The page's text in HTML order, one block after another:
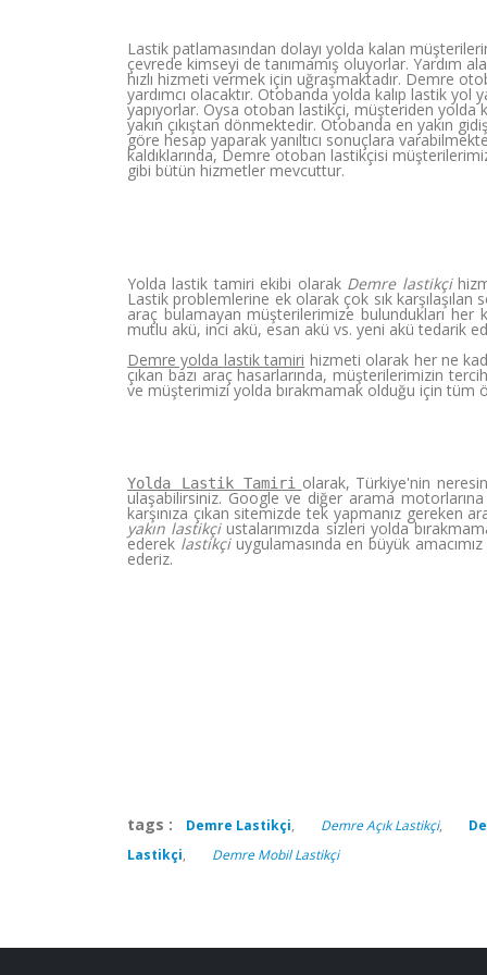
Lastik patlamasından dolayı yolda kalan
çevrede kimseyi de tanımamış oluyorlar. Yardım
hızlı hizmeti vermek için uğraşmaktadır. Demre
yardımcı olacaktır. Otobanda yolda kalıp lastik
yapıyorlar. Oysa otoban lastikçi, müşteriden yolda
yakın çıkıştan dönmektedir. Otobanda en yakın
göre hesap yaparak yanıltıcı sonuçlara
kaldıklarında, Demre otoban lastikçisi
gibi bütün hizmetler mevcuttur.
Yolda lastik tamiri ekibi olarak Demre lastikçi
Lastik problemlerine ek olarak çok sık
araç bulamayan müşterilerimize bulundukları
mutlu akü, inci akü, esan akü vs. yeni akü tedarik
Demre yolda lastik tamiri hizmeti olarak her ne
çıkan bazı araç hasarlarında, müşterilerimizin
ve müşterimizi yolda bırakmamak olduğu için tüm
Yolda Lastik Tamiri olarak, Türkiye'nin
ulaşabilirsiniz. Google ve diğer arama
karşınıza çıkan sitemizde tek yapmanız gereken
yakın lastikçiustalarımızda sizleri yolda
ederek lastikçi uygulamasında en büyük
ederiz.
tags : Demre Lastikçi, Demre Açık Lastikçi,
Lastikçi, Demre Mobil Lastikçi